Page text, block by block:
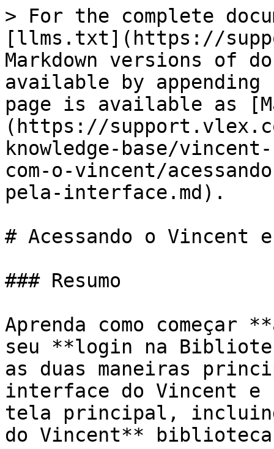
> For the complete
[llms.txt](https://
Markdown versions of
available by
page is available as
(https://
knowledge-base/
com-o-vincent/
pela-interface.md).
# Acessando o Vincent
### Resumo
Aprenda como começar
seu **login na
as duas maneiras
interface do Vincent e
tela principal,
do Vincent**